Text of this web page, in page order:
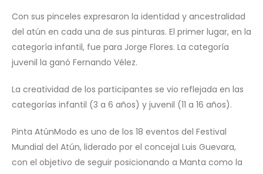
Con sus pinceles expresaron la identidad y ancestralidad
del atún en cada una de sus pinturas. El primer lugar, en la
categoría infantil, fue para Jorge Flores. La categoría
juvenil la ganó Fernando Vélez.
La creatividad de los participantes se vio reflejada en las
categorías infantil (3 a 6 años) y juvenil (11 a 16 años).
Pinta AtúnModo es uno de los 18 eventos del Festival
Mundial del Atún, liderado por el concejal Luis Guevara,
con el objetivo de seguir posicionando a Manta como la